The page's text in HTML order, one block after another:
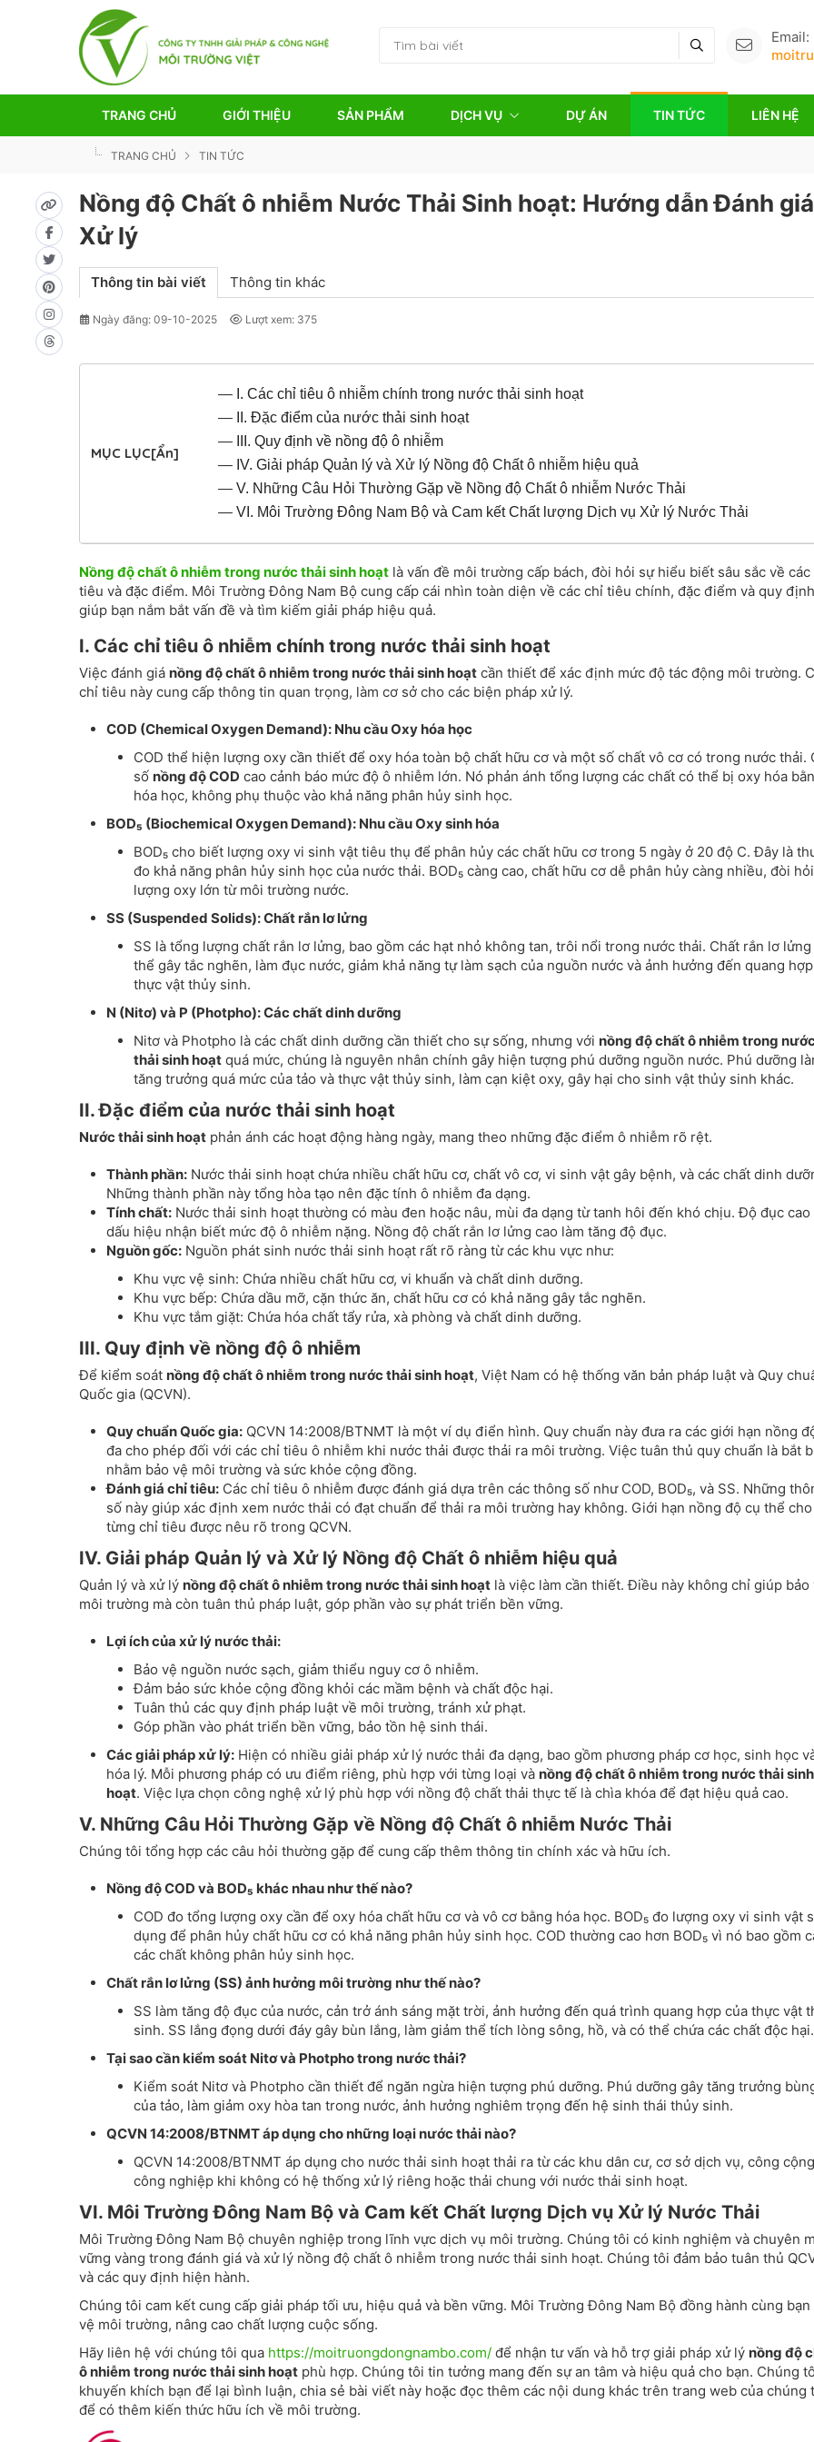
Email:
TRANG CHỦ GIỚI THIỆU SẢN PHẨM DỊCH VỤ DỰ ÁN TIN TỨC LIÊN HỆ
TRANG CHỦ TIN TỨC
Nồng độ Chất ô nhiễm Nước Thải Sinh hoạt: Hướng dẫn Đánh
Xử lý
Thông tin bài viết Thông tin khác
Ngày đăng: 09-10-2025 Lượt xem: 375
MỤC LỤC[Ẩn]
— I. Các chỉ tiêu ô nhiễm chính trong nước thải sinh hoạt
—
II. Đặc điểm của nước thải sinh hoạt
—
III. Quy định về nồng độ ô nhiễm
— IV. Giải pháp Quản lý và Xử lý Nồng độ Chất ô nhiễm hiệu quả
— V. Những Câu Hỏi Thường Gặp về Nồng độ Chất ô nhiễm Nước Thải
— VI. Môi Trường Đông Nam Bộ và Cam kết Chất lượng Dịch vụ Xử lý Nước Thải
Nồng độ chất ô nhiễm trong nước thải sinh hoạt là vấn đề môi trường cấp bách, đòi hỏi sự hiểu biết sâu sắc về các
tiêu và đặc điểm. Môi Trường Đông Nam Bộ cung cấp cái nhìn toàn diện về các chỉ tiêu chính, đặc điểm và quy
giúp bạn nắm bắt vấn đề và tìm kiếm giải pháp hiệu quả.
I. Các chỉ tiêu ô nhiễm chính trong nước thải sinh hoạt
Việc đánh giá nồng độ chất ô nhiễm trong nước thải sinh hoạt cần thiết để xác định mức độ tác động môi trường.
chỉ tiêu này cung cấp thông tin quan trọng, làm cơ sở cho các biện pháp xử lý.
COD (Chemical Oxygen Demand): Nhu cầu Oxy hóa học
COD thể hiện lượng oxy cần thiết để oxy hóa toàn bộ chất hữu cơ và một số chất vô cơ có trong nước thải.
số nồng độ COD cao cảnh báo mức độ ô nhiễm lớn. Nó phản ánh tổng lượng các chất có thể bị oxy hóa
hóa học, không phụ thuộc vào khả năng phân hủy sinh học.
BOD₅ (Biochemical Oxygen Demand): Nhu cầu Oxy sinh hóa
BOD₅ cho biết lượng oxy vi sinh vật tiêu thụ để phân hủy các chất hữu cơ trong 5 ngày ở 20 độ C. Đây là
đo khả năng phân hủy sinh học của nước thải. BOD₅ càng cao, chất hữu cơ dễ phân hủy càng nhiều, đòi hỏi
lượng oxy lớn từ môi trường nước.
SS (Suspended Solids): Chất rắn lơ lửng
SS là tổng lượng chất rắn lơ lửng, bao gồm các hạt nhỏ không tan, trôi nổi trong nước thải. Chất rắn lơ lửng
thể gây tắc nghẽn, làm đục nước, giảm khả năng tự làm sạch của nguồn nước và ảnh hưởng đến quang
thực vật thủy sinh.
N (Nitơ) và P (Photpho): Các chất dinh dưỡng
Nitơ và Photpho là các chất dinh dưỡng cần thiết cho sự sống, nhưng với nồng độ chất ô nhiễm trong
thải sinh hoạt quá mức, chúng là nguyên nhân chính gây hiện tượng phú dưỡng nguồn nước. Phú dưỡng
tăng trưởng quá mức của tảo và thực vật thủy sinh, làm cạn kiệt oxy, gây hại cho sinh vật thủy sinh khác.
II. Đặc điểm của nước thải sinh hoạt
Nước thải sinh hoạt phản ánh các hoạt động hàng ngày, mang theo những đặc điểm ô nhiễm rõ rệt.
Thành phần: Nước thải sinh hoạt chứa nhiều chất hữu cơ, chất vô cơ, vi sinh vật gây bệnh, và các chất dinh
Những thành phần này tổng hòa tạo nên đặc tính ô nhiễm đa dạng.
Tính chất: Nước thải sinh hoạt thường có màu đen hoặc nâu, mùi đa dạng từ tanh hôi đến khó chịu. Độ đục cao
dấu hiệu nhận biết mức độ ô nhiễm nặng. Nồng độ chất rắn lơ lửng cao làm tăng độ đục.
Nguồn gốc: Nguồn phát sinh nước thải sinh hoạt rất rõ ràng từ các khu vực như:
Khu vực vệ sinh: Chứa nhiều chất hữu cơ, vi khuẩn và chất dinh dưỡng.
Khu vực bếp: Chứa dầu mỡ, cặn thức ăn, chất hữu cơ có khả năng gây tắc nghẽn.
Khu vực tắm giặt: Chứa hóa chất tẩy rửa, xà phòng và chất dinh dưỡng.
III. Quy định về nồng độ ô nhiễm
Để kiểm soát nồng độ chất ô nhiễm trong nước thải sinh hoạt, Việt Nam có hệ thống văn bản pháp luật và Quy
Quốc gia (QCVN).
Quy chuẩn Quốc gia: QCVN 14:2008/BTNMT là một ví dụ điển hình. Quy chuẩn này đưa ra các giới hạn nồng
đa cho phép đối với các chỉ tiêu ô nhiễm khi nước thải được thải ra môi trường. Việc tuân thủ quy chuẩn là bắt
nhằm bảo vệ môi trường và sức khỏe cộng đồng.
Đánh giá chỉ tiêu: Các chỉ tiêu ô nhiễm được đánh giá dựa trên các thông số như COD, BOD₅, và SS. Những
số này giúp xác định xem nước thải có đạt chuẩn để thải ra môi trường hay không. Giới hạn nồng độ cụ thể cho
từng chỉ tiêu được nêu rõ trong QCVN.
IV. Giải pháp Quản lý và Xử lý Nồng độ Chất ô nhiễm hiệu quả
Quản lý và xử lý nồng độ chất ô nhiễm trong nước thải sinh hoạt là việc làm cần thiết. Điều này không chỉ giúp bảo
môi trường mà còn tuân thủ pháp luật, góp phần vào sự phát triển bền vững.
Lợi ích của xử lý nước thải:
Bảo vệ nguồn nước sạch, giảm thiểu nguy cơ ô nhiễm.
Đảm bảo sức khỏe cộng đồng khỏi các mầm bệnh và chất độc hại.
Tuân thủ các quy định pháp luật về môi trường, tránh xử phạt.
Góp phần vào phát triển bền vững, bảo tồn hệ sinh thái.
Các giải pháp xử lý: Hiện có nhiều giải pháp xử lý nước thải đa dạng, bao gồm phương pháp cơ học, sinh học
hóa lý. Mỗi phương pháp có ưu điểm riêng, phù hợp với từng loại và nồng độ chất ô nhiễm trong nước thải sinh
hoạt. Việc lựa chọn công nghệ xử lý phù hợp với nồng độ chất thải thực tế là chìa khóa để đạt hiệu quả cao.
V. Những Câu Hỏi Thường Gặp về Nồng độ Chất ô nhiễm Nước Thải
Chúng tôi tổng hợp các câu hỏi thường gặp để cung cấp thêm thông tin chính xác và hữu ích.
Nồng độ COD và BOD₅ khác nhau như thế nào?
COD đo tổng lượng oxy cần để oxy hóa chất hữu cơ và vô cơ bằng hóa học. BOD₅ đo lượng oxy vi sinh vật
dụng để phân hủy chất hữu cơ có khả năng phân hủy sinh học. COD thường cao hơn BOD₅ vì nó bao gồm
các chất không phân hủy sinh học.
Chất rắn lơ lửng (SS) ảnh hưởng môi trường như thế nào?
SS làm tăng độ đục của nước, cản trở ánh sáng mặt trời, ảnh hưởng đến quá trình quang hợp của thực vật
sinh. SS lắng đọng dưới đáy gây bùn lắng, làm giảm thể tích lòng sông, hồ, và có thể chứa các chất độc hại.
Tại sao cần kiểm soát Nitơ và Photpho trong nước thải?
Kiểm soát Nitơ và Photpho cần thiết để ngăn ngừa hiện tượng phú dưỡng. Phú dưỡng gây tăng trưởng
của tảo, làm giảm oxy hòa tan trong nước, ảnh hưởng nghiêm trọng đến hệ sinh thái thủy sinh.
QCVN 14:2008/BTNMT áp dụng cho những loại nước thải nào?
QCVN 14:2008/BTNMT áp dụng cho nước thải sinh hoạt thải ra từ các khu dân cư, cơ sở dịch vụ, công
công nghiệp khi không có hệ thống xử lý riêng hoặc thải chung với nước thải sinh hoạt.
VI. Môi Trường Đông Nam Bộ và Cam kết Chất lượng Dịch vụ Xử lý Nước Thải
Môi Trường Đông Nam Bộ chuyên nghiệp trong lĩnh vực dịch vụ môi trường. Chúng tôi có kinh nghiệm và chuyên
vững vàng trong đánh giá và xử lý nồng độ chất ô nhiễm trong nước thải sinh hoạt. Chúng tôi đảm bảo tuân thủ
và các quy định hiện hành.
Chúng tôi cam kết cung cấp giải pháp tối ưu, hiệu quả và bền vững. Môi Trường Đông Nam Bộ đồng hành cùng bạn
vệ môi trường, nâng cao chất lượng cuộc sống.
Hãy liên hệ với chúng tôi qua https://moitruongdongnambo.com/ để nhận tư vấn và hỗ trợ giải pháp xử lý nồng độ
ô nhiễm trong nước thải sinh hoạt phù hợp. Chúng tôi tin tưởng mang đến sự an tâm và hiệu quả cho bạn. Chúng
khuyến khích bạn để lại bình luận, chia sẻ bài viết này hoặc đọc thêm các nội dung khác trên trang web của chúng
để có thêm kiến thức hữu ích về môi trường.